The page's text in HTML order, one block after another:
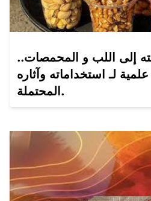
إلى اللب و المحمصات..
لـ استخداماته وآثاره
المحتملة.